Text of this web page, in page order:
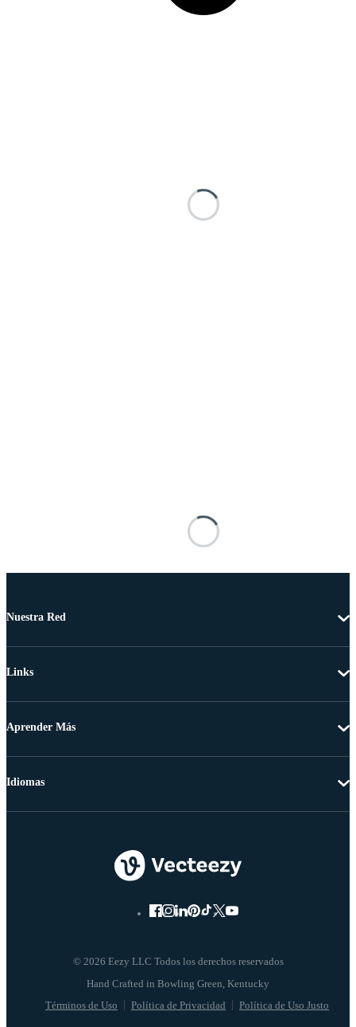
Nuestra Red
Links
Aprender Más
© 2026 Eezy LLC Todos los derechos reservados
Términos de Uso Política de Privacidad Política de Uso Justo
Idiomas